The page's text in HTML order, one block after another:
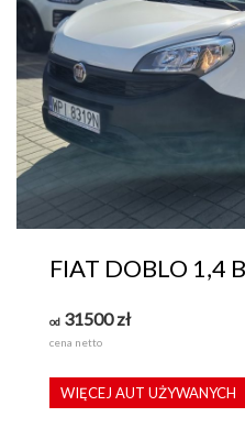
FIAT DOBLO 1,4
od 31500zł
cena netto
WIĘCEJ AUT UŻYWANYCH